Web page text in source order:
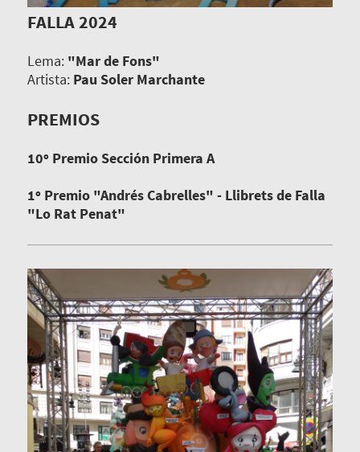
FALLA 2024
Lema: "Mar de Fons"
Artista: Pau Soler Marchante
PREMIOS
10º Premio Sección Primera A
1º Premio "Andrés Cabrelles" - Llibrets de Falla
"Lo Rat Penat"